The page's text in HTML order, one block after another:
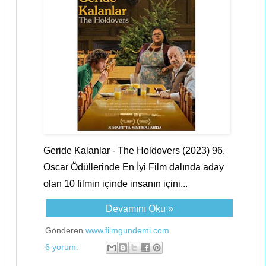
Geride Kalanlar - The Holdovers (2023) 96.
Oscar Ödüllerinde En İyi Film dalında aday
olan 10 filmin içinde insanın içini...
Devamını Oku »
Gönderen www.filmgundemi.com
6 yorum: